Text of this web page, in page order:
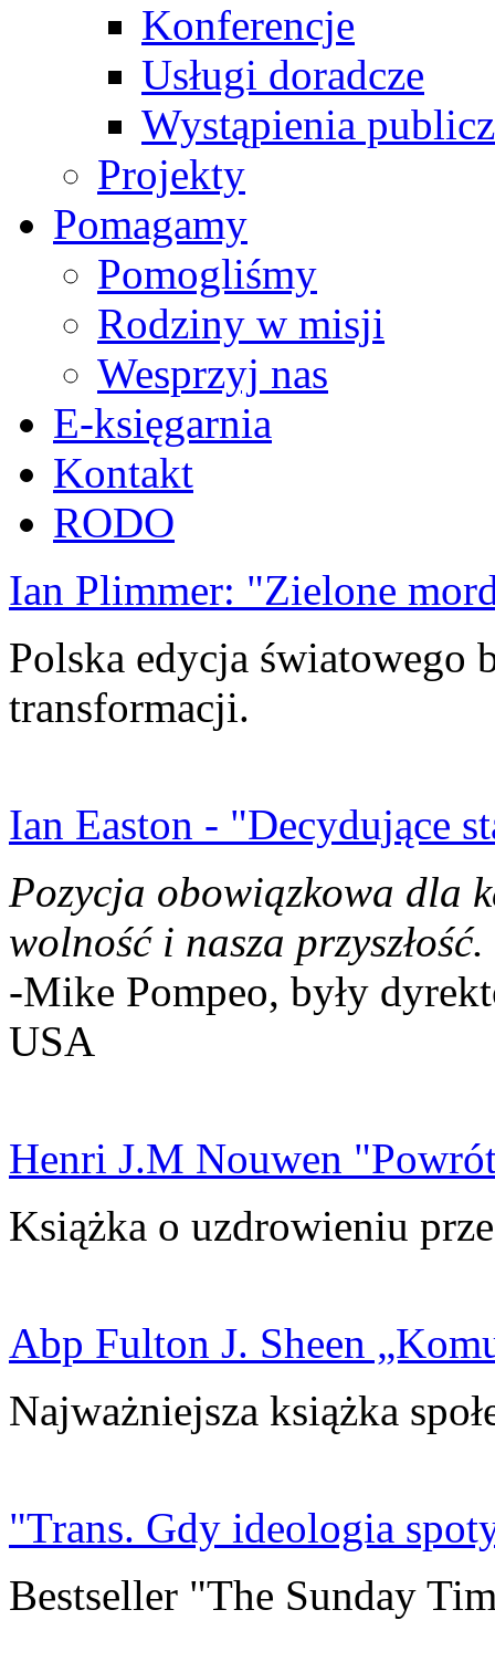
Konferencje
Usługi doradcze
Wystąpienia
Projekty
Pomagamy
Pomogliśmy
Rodziny w misji
Wesprzyj nas
E-księgarnia
Kontakt
RODO
Ian Plimmer: "Zielone
Polska edycja światowego
transformacji.
Ian Easton - "Decydujące
Pozycja obowiązkowa dla
wolność i nasza przyszłość.
-Mike Pompeo, były
USA
Henri J.M Nouwen
Książka o uzdrowieniu
Abp Fulton J. Sheen
Najważniejsza książka
"Trans. Gdy ideologia
Bestseller "The Sunday